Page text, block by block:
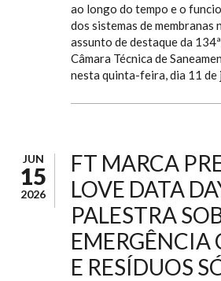
ao longo do tempo e o
dos sistemas de
assunto de destaque da
Câmara Técnica de
nesta quinta-feira, dia 11 de
JUN
15
2026
FT MARCA
LOVE DATA
PALESTRA
E RESÍDUOS